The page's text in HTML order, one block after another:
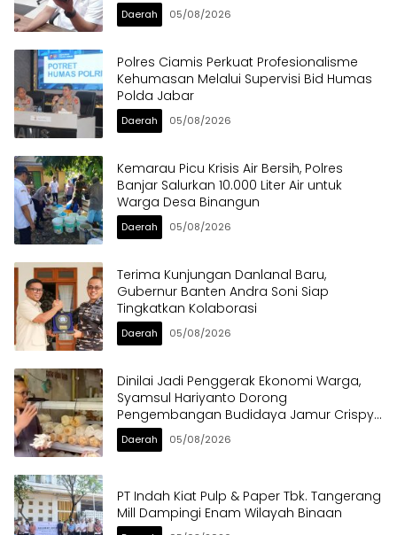
Daerah 05/08/2026
Polres Ciamis Perkuat Profesionalisme
Kehumasan Melalui Supervisi Bid Humas
Polda Jabar
Daerah 05/08/2026
Kemarau Picu Krisis Air Bersih, Polres
Banjar Salurkan 10.000 Liter Air untuk
Warga Desa Binangun
Daerah 05/08/2026
Terima Kunjungan Danlanal Baru,
Gubernur Banten Andra Soni Siap
Tingkatkan Kolaborasi
Daerah 05/08/2026
Dinilai Jadi Penggerak Ekonomi Warga,
Syamsul Hariyanto Dorong
Pengembangan Budidaya Jamur Crispy
di Serpong
Daerah 05/08/2026
PT Indah Kiat Pulp & Paper Tbk. Tangerang
Mill Dampingi Enam Wilayah Binaan